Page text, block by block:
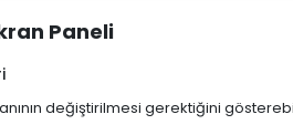
Paneli
değiştirilmesi gerektiğini